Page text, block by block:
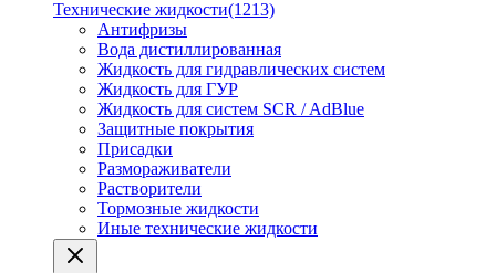
Технические жидкости(1213)
Антифризы
Вода дистиллированная
Жидкость для гидравлических систем
Жидкость для ГУР
Жидкость для систем SCR / AdBlue
Защитные покрытия
Присадки
Размораживатели
Растворители
Тормозные жидкости
Иные технические жидкости